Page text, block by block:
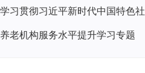
养老机构服务水平提升学习专题